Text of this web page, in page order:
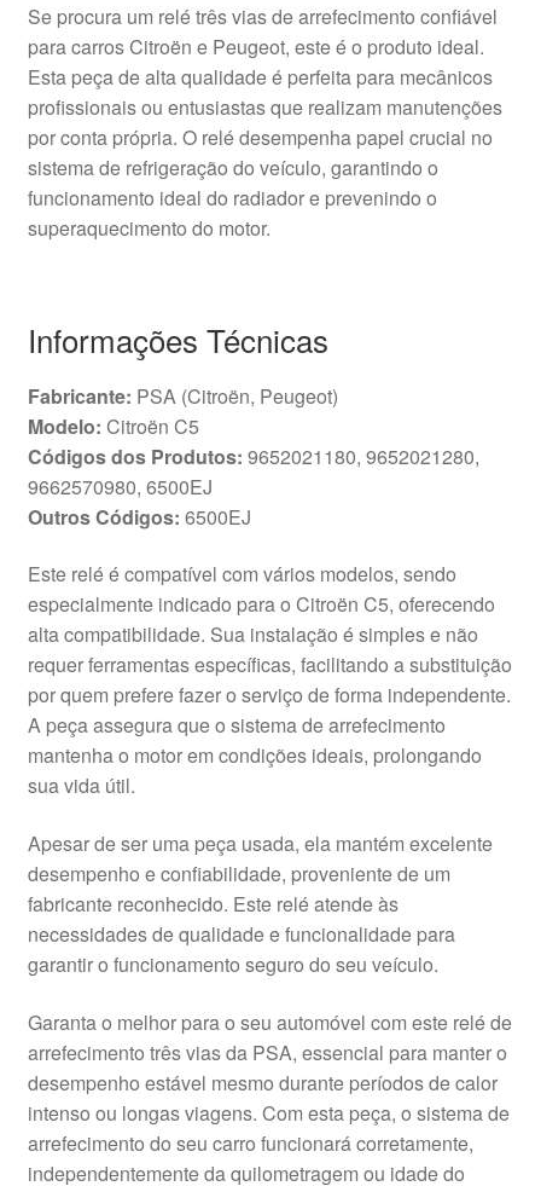
Se procura um relé três vias de arrefecimento confiável
para carros Citroën e Peugeot, este é o produto ideal.
Esta peça de alta qualidade é perfeita para mecânicos
profissionais ou entusiastas que realizam manutenções
por conta própria. O relé desempenha papel crucial no
sistema de refrigeração do veículo, garantindo o
funcionamento ideal do radiador e prevenindo o
superaquecimento do motor.
Informações Técnicas
Fabricante: PSA (Citroën, Peugeot)
Modelo: Citroën C5
Códigos dos Produtos: 9652021180, 9652021280,
9662570980, 6500EJ
Outros Códigos: 6500EJ
Este relé é compatível com vários modelos, sendo
especialmente indicado para o Citroën C5, oferecendo
alta compatibilidade. Sua instalação é simples e não
requer ferramentas específicas, facilitando a substituição
por quem prefere fazer o serviço de forma independente.
A peça assegura que o sistema de arrefecimento
mantenha o motor em condições ideais, prolongando
sua vida útil.
Apesar de ser uma peça usada, ela mantém excelente
desempenho e confiabilidade, proveniente de um
fabricante reconhecido. Este relé atende às
necessidades de qualidade e funcionalidade para
garantir o funcionamento seguro do seu veículo.
Garanta o melhor para o seu automóvel com este relé de
arrefecimento três vias da PSA, essencial para manter o
desempenho estável mesmo durante períodos de calor
intenso ou longas viagens. Com esta peça, o sistema de
arrefecimento do seu carro funcionará corretamente,
independentemente da quilometragem ou idade do